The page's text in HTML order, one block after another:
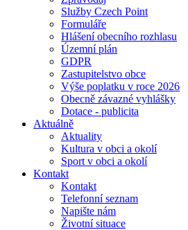
Služby Czech Point
Formuláře
Hlášení obecního rozhlasu
Územní plán
GDPR
Zastupitelstvo obce
Výše poplatku v roce 2026
Obecně závazné vyhlášky
Dotace - publicita
Aktuálně
Aktuality
Kultura v obci a okolí
Sport v obci a okolí
Kontakt
Kontakt
Telefonní seznam
Napište nám
Životní situace